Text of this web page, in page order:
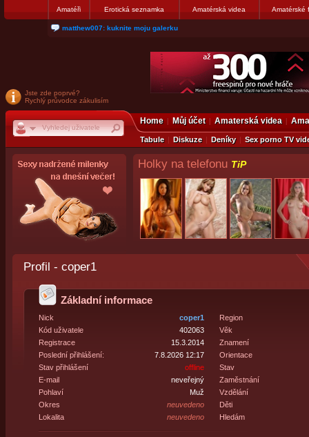
Amatéři Erotická seznamka Amatérská videa Amatérské
matthew007: kuknite moju galerku
Jste zde poprvé?
Rychlý průvodce zákulisím
Home Můj účet Amaterská videa
Tabule Diskuze Deníky Sex porno TV
Holky na telefonu TiP
Profil - coper1
Základní informace
Nick
coper1
Kód uživatele
402063
Registrace
15.3.2014
Poslední přihlášení:
7.8.2026 12:17
Stav přihlášení
offline
E-mail
neveřejný
Pohlaví
Muž
Okres
neuvedeno
Lokalita
neuvedeno
Region
Věk
Znamení
Orientace
Stav
Zaměstnání
Vzdělání
Děti
Hledám